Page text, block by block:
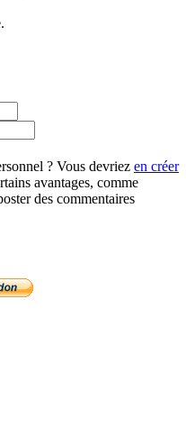
? Vous devriez en créer
avantages, comme
des commentaires